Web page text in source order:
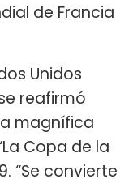
de Francia
Unidos
reafirmó
magnífica
Copa de la
“Se convierte